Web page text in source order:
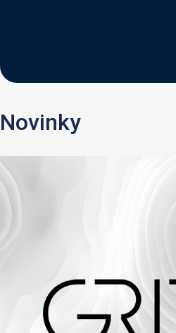
Novinky